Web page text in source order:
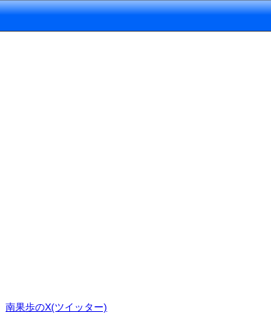
南果歩のX(ツイッター)